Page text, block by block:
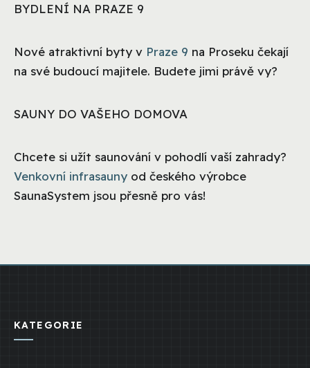
BYDLENÍ NA PRAZE 9
Nové atraktivní byty v Praze 9 na Proseku čekají
na své budoucí majitele. Budete jimi právě vy?
SAUNY DO VAŠEHO DOMOVA
Chcete si užít saunování v pohodlí vaší zahrady?
Venkovní infrasauny od českého výrobce
SaunaSystem jsou přesně pro vás!
KATEGORIE